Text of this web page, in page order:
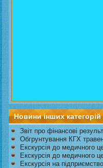
Новини інших категорій
Звіт про фінансові
Обгрунтування КГХ
Екскурсія до медичного
Екскурсія до медичного
Екскурсія на